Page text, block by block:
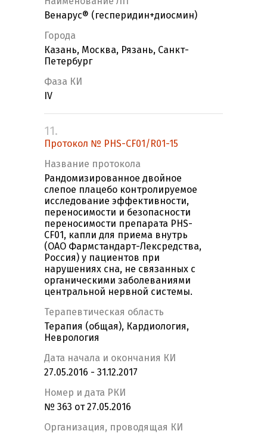
Венарус® (гесперидин+диосмин)
Города
Казань, Москва, Рязань, Санкт-
Петербург
Фаза КИ
IV
11.
Протокол № PHS-CF01/R01-15
Название протокола
Рандомизированное двойное
слепое плацебо контролируемое
исследование эффективности,
переносимости и безопасности
переносимости препарата PHS-
CF01, капли для приема внутрь
(ОАО Фармстандарт-Лексредства,
Россия) у пациентов при
нарушениях сна, не связанных с
органическими заболеваниями
центральной нервной системы.
Терапевтическая область
Терапия (общая), Кардиология,
Неврология
Дата начала и окончания КИ
27.05.2016 - 31.12.2017
Номер и дата РКИ
№ 363 от 27.05.2016
Организация, проводящая КИ